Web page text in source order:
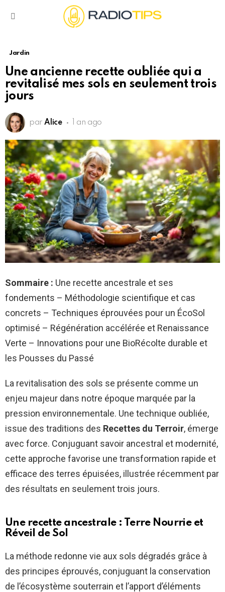
Jardin
Une ancienne recette oubliée qui a
revitalisé mes sols en seulement trois
jours
par Alice 1 an ago
Sommaire : Une recette ancestrale et ses
fondements – Méthodologie scientifique et cas
concrets – Techniques éprouvées pour un ÉcoSol
optimisé – Régénération accélérée et Renaissance
Verte – Innovations pour une BioRécolte durable et
les Pousses du Passé
La revitalisation des sols se présente comme un
enjeu majeur dans notre époque marquée par la
pression environnementale. Une technique oubliée,
issue des traditions des Recettes du Terroir, émerge
avec force. Conjuguant savoir ancestral et modernité,
cette approche favorise une transformation rapide et
efficace des terres épuisées, illustrée récemment par
des résultats en seulement trois jours.
Une recette ancestrale : Terre Nourrieet
Réveil de Sol
La méthode redonne vie aux sols dégradés grâce à
des principes éprouvés, conjuguant la conservation
de l’écosystème souterrain et l’apport d’éléments